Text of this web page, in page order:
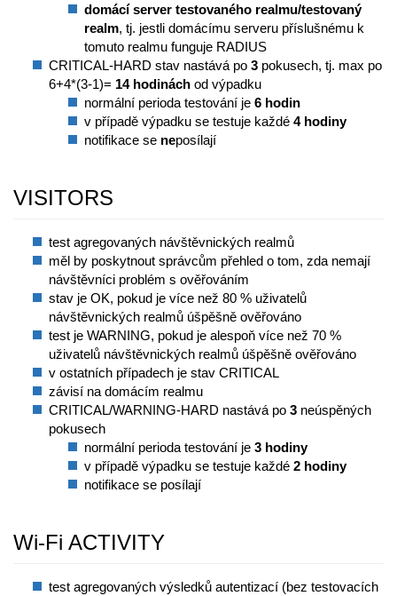
domácí server testovaného realmu/testovaný
realm, tj. jestli domácímu serveru příslušnému k
tomuto realmu funguje RADIUS
CRITICAL-HARD stav nastává po 3 pokusech, tj. max po
6+4*(3-1)= 14 hodinách od výpadku
normální perioda testování je 6 hodin
v případě výpadku se testuje každé 4 hodiny
notifikace se neposílají
VISITORS
test agregovaných návštěvnických realmů
měl by poskytnout správcům přehled o tom, zda nemají
návštěvníci problém s ověřováním
stav je OK, pokud je více než 80 % uživatelů
návštěvnických realmů úšpěšně ověřováno
test je WARNING, pokud je alespoň více než 70 %
uživatelů návštěvnických realmů úšpěšně ověřováno
v ostatních případech je stav CRITICAL
závisí na domácím realmu
CRITICAL/WARNING-HARD nastává po 3 neúspěných
pokusech
normální perioda testování je 3 hodiny
v případě výpadku se testuje každé 2 hodiny
notifikace se posílají
Wi-Fi ACTIVITY
test agregovaných výsledků autentizací (bez testovacích